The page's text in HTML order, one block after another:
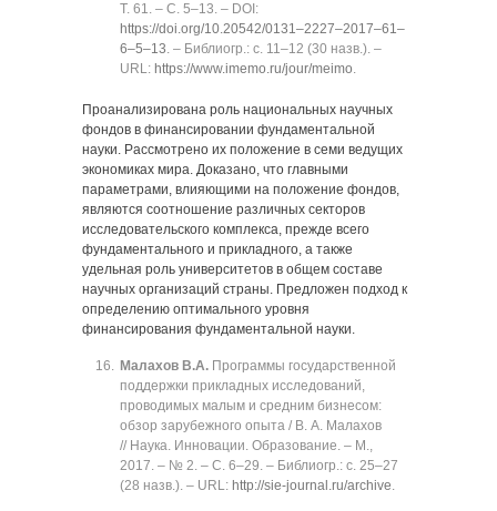
Т. 61. ‒ C. 5‒13. ‒ DOI:
https://doi.org/10.20542/0131‒2227‒2017‒61‒
6‒5‒13. ‒ Библиогр.: с. 11‒12 (30 назв.). ‒
URL: https://www.imemo.ru/jour/meimo.
Проанализирована роль национальных научных
фондов в финансировании фундаментальной
науки. Рассмотрено их положение в семи ведущих
экономиках мира. Доказано, что главными
параметрами, влияющими на положение фондов,
являются соотношение различных секторов
исследовательского комплекса, прежде всего
фундаментального и прикладного, а также
удельная роль университетов в общем составе
научных организаций страны. Предложен подход к
определению оптимального уровня
финансирования фундаментальной науки.
Малахов В.А. Программы государственной
поддержки прикладных исследований,
проводимых малым и средним бизнесом:
обзор зарубежного опыта / В. А. Малахов
// Наука. Инновации. Образование. ‒ М.,
2017. ‒ № 2. ‒ C. 6‒29. ‒ Библиогр.: с. 25‒27
(28 назв.). ‒ URL: http://sie-journal.ru/archive.